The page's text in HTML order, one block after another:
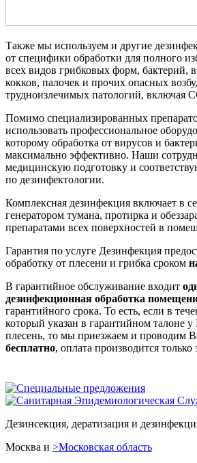
Также мы используем и другие
от специфики обработки для полного
всех видов грибковых форм, бактерий,
кокков, палочек и прочих опасных
трудноизлечимых патологий, включая
Помимо специализированных
использовать профессиональное
которому обработка от вирусов и
максимально эффективно. Наши
медицинскую подготовку и
по дезинфектологии.
Комплексная дезинфекция включает в
генератором тумана, протирка и
препаратами всех поверхностей в
Гарантия по услуге Дезинфекция
обработку от плесени и грибка сроком
В гарантийное обслуживание входит
дезинфекционная обработка
гарантийного срока. То есть, если в
который указан в гарантийном талоне у
плесень, то мы приезжаем и проводим
бесплатно, оплата производится только
Дезинсекция, дератизация и
Москва и >Московская область